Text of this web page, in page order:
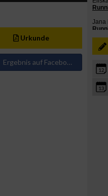
Urkunde
Ergebnis auf Facebook teilen
12
13